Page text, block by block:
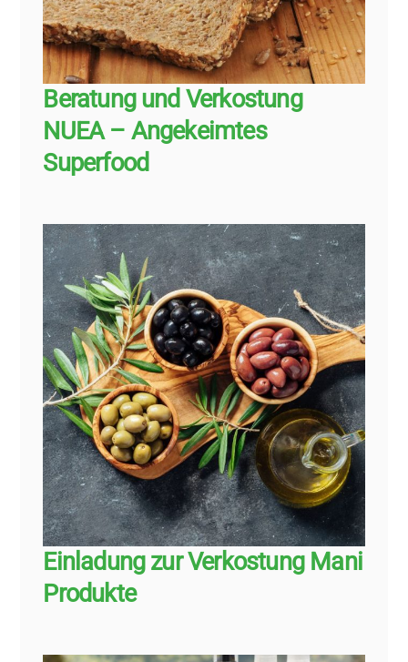
Beratung und Verkostung
NUEA – Angekeimtes
Superfood
Einladung zur Verkostung Mani
Produkte